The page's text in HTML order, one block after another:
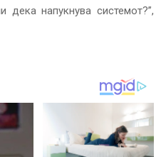
напукнува системот?”,